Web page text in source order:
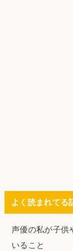
よく読まれてる
声優の私が子供
いること